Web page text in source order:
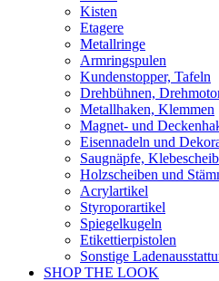
Kisten
Etagere
Metallringe
Armringspulen
Kundenstopper, Tafeln
Drehbühnen,
Metallhaken, Klemmen
Magnet- und
Eisennadeln und
Saugnäpfe,
Holzscheiben und
Acrylartikel
Styroporartikel
Spiegelkugeln
Etikettierpistolen
Sonstige
SHOP THE LOOK